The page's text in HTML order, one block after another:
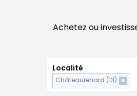
Achetez ou
Localité
×
Châteaurenard (13)